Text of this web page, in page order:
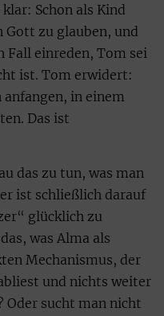
Schon als Kind
Gott zu glauben, und
Fall einreden, Tom sei
ist. Tom erwidert:
anfangen, in einem
Das ist
das zu tun, was man
ist schließlich darauf
glücklich zu
was Alma als
Mechanismus, der
und nichts weiter
Oder sucht man nicht